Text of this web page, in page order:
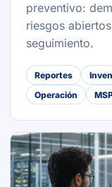
preventivo:
riesgos
seguimiento.
Reportes
Operación